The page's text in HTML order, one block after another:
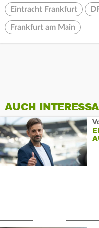
Eintracht Frankfurt
Frankfurt am Main
AUCH